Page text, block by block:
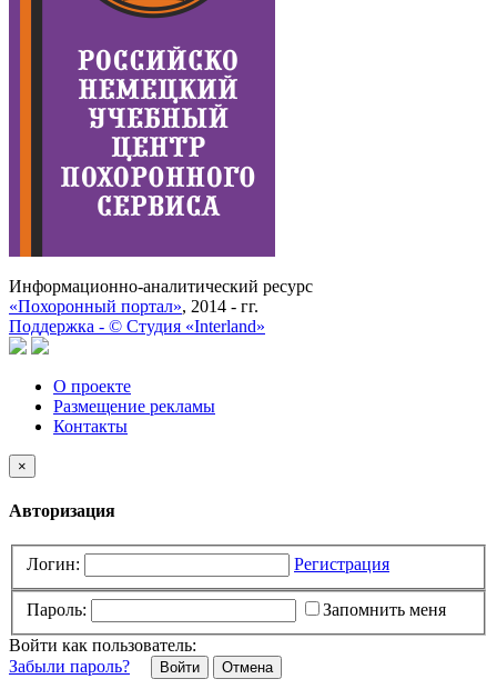
Информационно-аналитический ресурс
«Похоронный портал», 2014 - гг.
Поддержка - © Cтудия «Interland»
О проекте
Размещение рекламы
Контакты
×
Авторизация
Логин: Регистрация
Пароль:
Запомнить меня
Войти как пользователь:
Забыли пароль?
Отмена